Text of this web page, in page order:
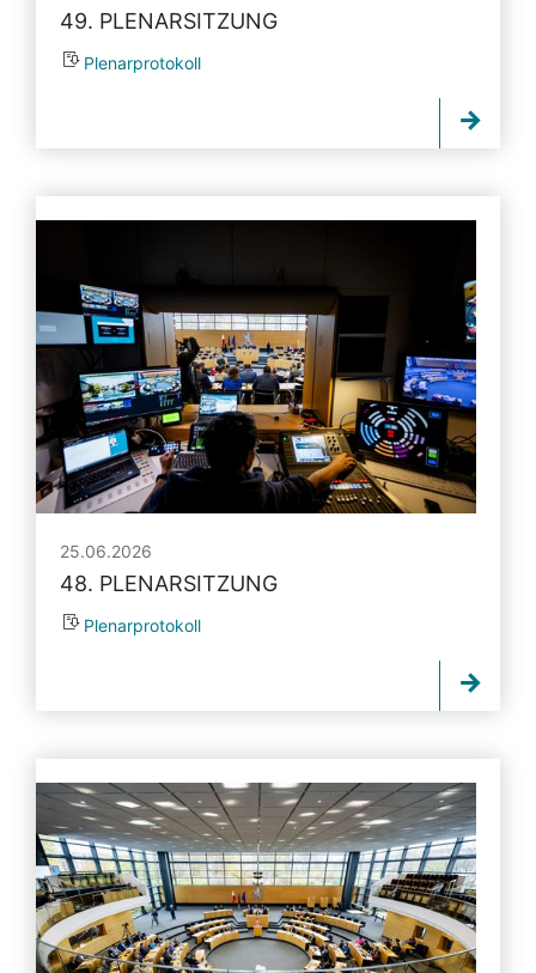
49. PLENARSITZUNG
Plenarprotokoll
25.06.2026
48. PLENARSITZUNG
Plenarprotokoll